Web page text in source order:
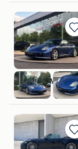
in
Mijn
Van Oost Motors
Jabbeke